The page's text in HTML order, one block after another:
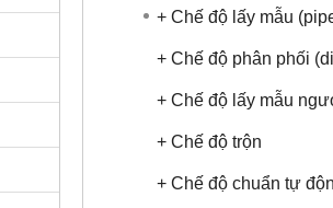
+ Chế độ lấy mẫu
+ Chế độ phân phối
+ Chế độ lấy mẫu
+ Chế độ trộn
+ Chế độ chuẩn tự